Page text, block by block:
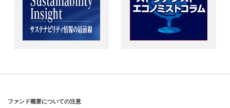
ファンド概要についての注意